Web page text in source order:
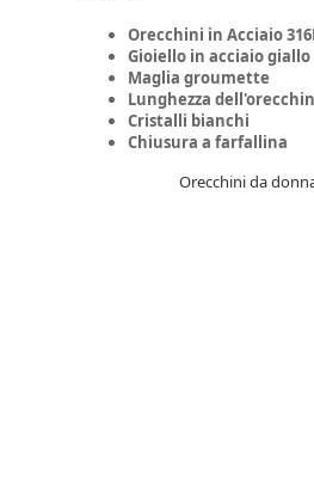
Orecchini in Acciaio
Gioiello in acciaio giallo
Maglia groumette
Lunghezza
Cristalli bianchi
Chiusura a farfallina
Orecchini da